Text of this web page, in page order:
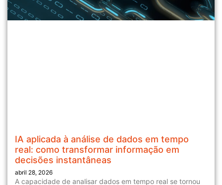
IA aplicada à análise de dados em tempo
real: como transformar informação em
decisões instantâneas
abril 28, 2026
A capacidade de analisar dados em tempo real se tornou